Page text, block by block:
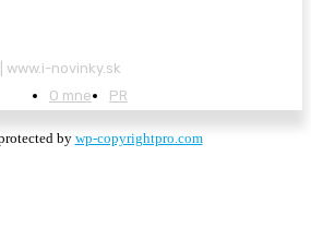
www.i-novinky.sk
O mne
PR
by wp-copyrightpro.com